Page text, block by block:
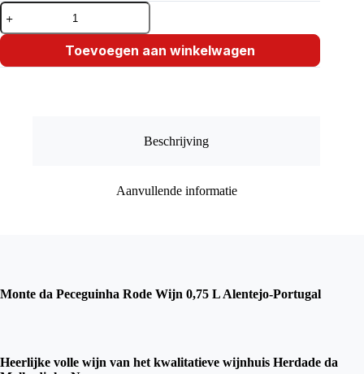
Monte
da
Peceguinha
Wijn
Toevoegen aan winkelwagen
Beschrijving
Aanvullende informatie
Monte da Peceguinha Rode Wijn 0,75 L Alentejo-Portugal
Heerlijke volle wijn van het kwalitatieve wijnhuis Herdade da